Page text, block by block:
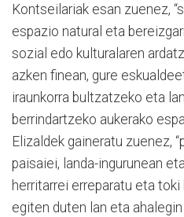
Kontseilariak esan zuenez,
espazio natural eta
sozial edo kulturalaren
azken finean, gure
iraunkorra bultzatzeko eta
berrindartzeko aukerako
Elizaldek gaineratu zuenez,
paisaiei, landa-ingurunean
herritarrei erreparatu eta
egiten duten lan eta